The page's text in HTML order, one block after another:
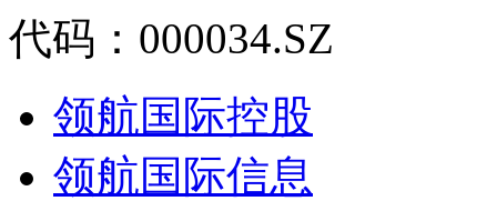
代码：000034.SZ
领航国际控股
领航国际信息